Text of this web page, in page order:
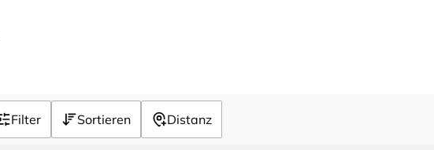
Filter Sortieren Distanz